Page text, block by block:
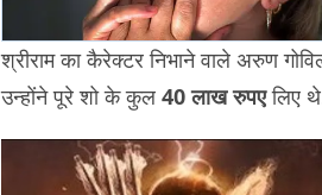
श्रीराम का कैरेक्टर निभाने वाले अरुण
उन्होंने पूरे शो के कुल 40 लाख रुपएलिए